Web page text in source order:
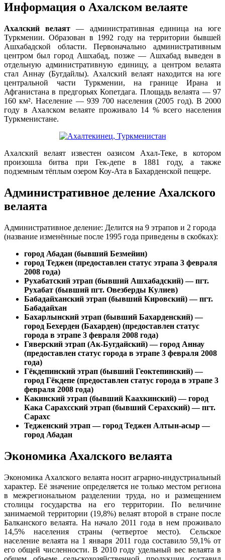
Информация о Ахалском велаяте
Ахалский велаят — административная единица на юге
Туркмении. Образован в 1992 году на территории бывшей
Ашхабадской области. Первоначально административным
центром был город Ашхабад, позже — Ашхабад выведен в
отдельную административную единицу, а центром велаята
стал Аннау (Бугдайлы). Ахалский велаят находится на юге
центральной части Туркмении, на границе Ирана и
Афганистана в предгорьях Копетдага. Площадь велаята — 97
160 км². Население — 939 700 населения (2005 год). В 2000
году в Ахалском велаяте проживало 14 % всего населения
Туркменистане.
Ахалский велаят известен оазисом Ахал-Теке, в котором
произошла битва при Гек-депе в 1881 году, а также
подземным тёплым озером Коу-Ата в Бахарденской пещере.
Административное деление Ахалского
велаята
Административное деление: Делится на 9 этрапов и 2 города
(название изменённые после 1995 года приведены в скобках):
город Абадан (бывший Безмейин)
город Теджен (предоставлен статус этрапа 3 февраля
2008 года)
Рухабатский этрап (бывший Ашхабадский) — пгт.
Рухабат (бывший пгт. Овезберды Кулиев)
Бабадайханский этрап (бывший Кировский) — пгт.
Бабадайхан
Бахарлынский этрап (бывший Бахарденский) —
город Бехерден (Бахарден) (предоставлен статус
города в этрапе 3 февраля 2008 года)
Гяверский этрап (Ак-Бугдайский) — город Аннау
(предоставлен статус города в этрапе 3 февраля 2008
года)
Гёкдепинский этрап (бывший Геоктепинский) —
город Гёкдепе (предоставлен статус города в этрапе 3
февраля 2008 года)
Какинский этрап (бывший Каахкинский) — город
Кака Сарахсский этрап (бывший Серахский) — пгт.
Сарахс
Тедженский этрап — город Теджен Алтын-асыр —
город Абадан
Экономика Ахалского велаята
Экономика Ахалского велаята носит аграрно-индустриальный
характер. Её значение определяется не только местом региона
в межрегиональном разделении труда, но и размещением
столицы государства на его территории. По величине
занимаемой территории (19,8%) велаят второй в стране после
Балканского велаята. На начало 2011 года в нем проживало
14,5% населения страны (четвертое место). Сельское
население велаята на 1 января 2011 года составило 59,1% от
его общей численности. В 2010 году удельный вес велаята в